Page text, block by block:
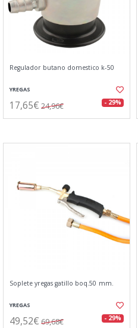
Regulador butano domestico k-50
YREGAS
17,65€ 24,96€ - 29%
Soplete yregas gatillo boq.50 mm.
YREGAS
49,52€ 69,68€ - 29%